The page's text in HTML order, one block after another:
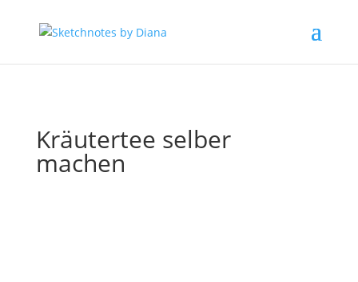
Kräutertee selber
machen